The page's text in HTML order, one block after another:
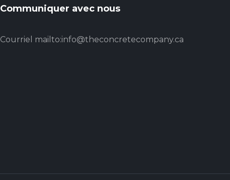
Communiquer avec nous
Courriel mailto:info@theconcretecompany.ca